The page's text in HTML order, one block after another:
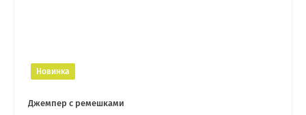
Новинка
Джемпер с ремешками